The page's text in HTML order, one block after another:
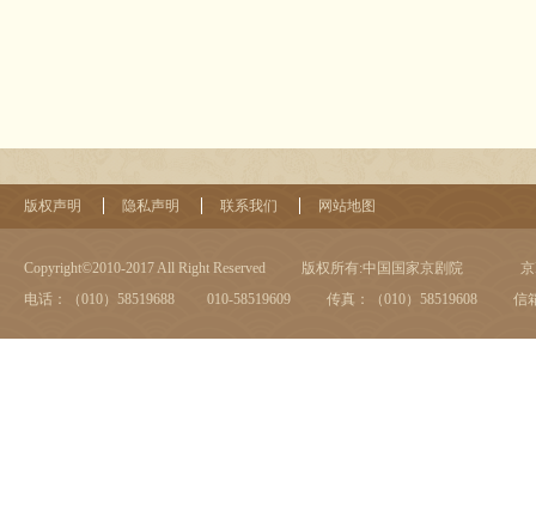
版权声明 隐私声明 联系我们 网站地图
Copyright©2010-2017 All Right Reserved 版权所有:中国国家京剧院
电话：（010）58519688 010-58519609
传真：（010）58519608 信